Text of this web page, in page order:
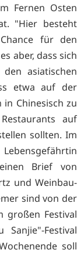
Fernen Osten
"Hier besteht
für den
aber, dass sich
asiatischen
etwa auf der
Chinesisch zu
auf
sollten. Im
Brief von
und Weinbau-
sind von der
großen Festival
Festival
soll